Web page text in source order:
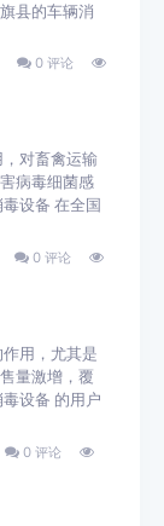
县的车辆消
0 评论
对畜禽运输
病毒细菌感
设备 在全国
0 评论
用，尤其是
量激增，覆
设备 的用户
0 评论